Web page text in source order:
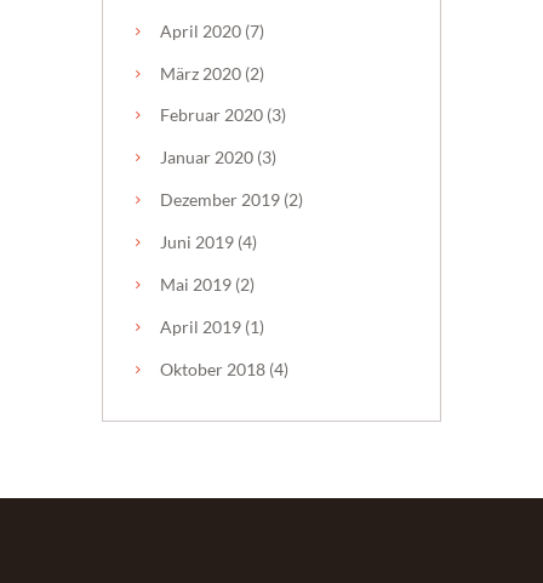
April 2020(7)
März 2020(2)
Februar2020(3)
Januar 2020(3)
Dezember 2019(2)
Juni 2019(4)
Mai 2019(2)
April 2019(1)
Oktober 2018(4)